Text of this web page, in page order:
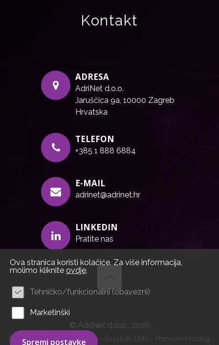
Kontakt
ADRESA
AdriNet d.o.o.
Jaruščica 9a, 10000 Zagreb
Hrvatska
TELEFON
+385 1 888 6884
E-MAIL
adrinet@adrinet.hr
LINKEDIN
Pratite nas
© AdriNet d.o.o., 2026
Powered by WEB Marketing - EasyEdit CMS - Premium Hosting
Ova stranica koristi kolačiće. Za više informacija,
molimo kliknite ovdje.
Tehničko/funkcionalni (obavezni)
Marketinški
Spremi postavke